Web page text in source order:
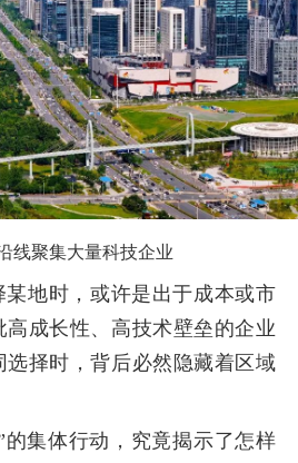
线聚集大量科技企业
某地时，或许是出于成本或市
成长性、高技术壁垒的企业
择时，背后必然隐藏着区域
的集体行动，究竟揭示了怎样